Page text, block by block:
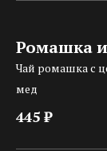
Ромашка и
Чай ромашка с
мед
445 ₽